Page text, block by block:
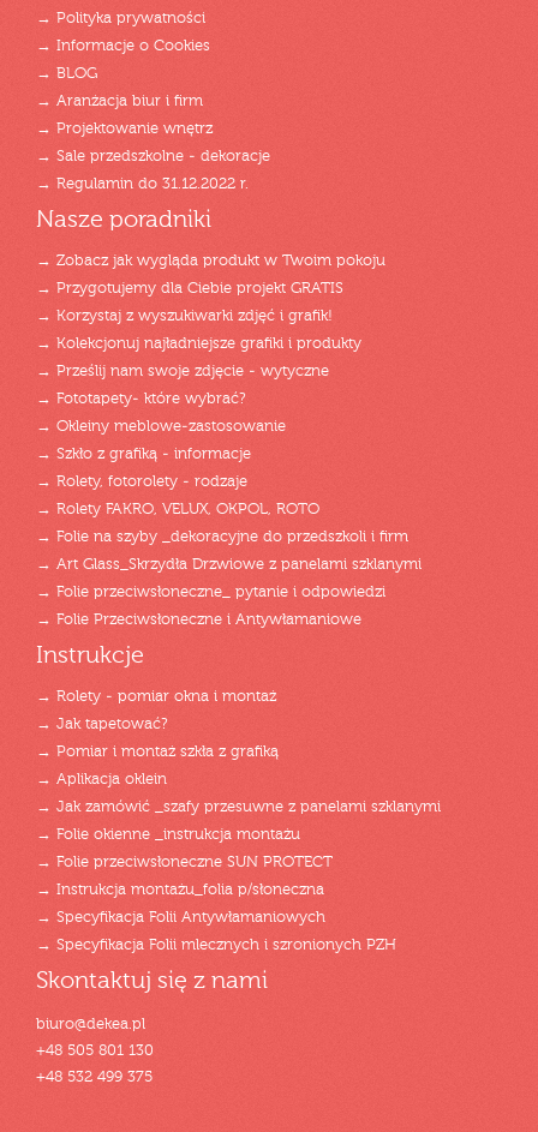
→ Polityka prywatności
→ Informacje o Cookies
→ BLOG
→ Aranżacja biur i firm
→ Projektowanie wnętrz
→ Sale przedszkolne - dekoracje
→ Regulamin do 31.12.2022 r.
Nasze poradniki
→ Zobacz jak wygląda produkt w Twoim pokoju
→ Przygotujemy dla Ciebie projekt GRATIS
→ Korzystaj z wyszukiwarki zdjęć i grafik!
→ Kolekcjonuj najładniejsze grafiki i produkty
→ Prześlij nam swoje zdjęcie - wytyczne
→ Fototapety- które wybrać?
→ Okleiny meblowe-zastosowanie
→ Szkło z grafiką - informacje
→ Rolety, fotorolety - rodzaje
→ Rolety FAKRO, VELUX, OKPOL, ROTO
→ Folie na szyby _dekoracyjne do przedszkoli i firm
→ Art Glass_Skrzydła Drzwiowe z panelami szklanymi
→ Folie przeciwsłoneczne_ pytanie i odpowiedzi
→ Folie Przeciwsłoneczne i Antywłamaniowe
Instrukcje
→ Rolety - pomiar okna i montaż
→ Jak tapetować?
→ Pomiar i montaż szkła z grafiką
→ Aplikacja oklein
→ Jak zamówić _szafy przesuwne z panelami szklanymi
→ Folie okienne _instrukcja montażu
→ Folie przeciwsłoneczne SUN PROTECT
→ Instrukcja montażu_folia p/słoneczna
→ Specyfikacja Folii Antywłamaniowych
→ Specyfikacja Folii mlecznych i szronionych PZH
Skontaktuj się z nami
biuro@dekea.pl
+48 505 801 130
+48 532 499 375